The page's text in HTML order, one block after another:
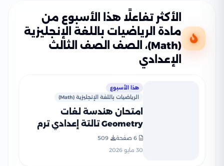
الأكثر تفاعلًا هذا الأسبوع من
مادة الرياضيات باللغة الإنجليزية
(Math)، الصف الصف الثالث
الإعدادي
هذا الأسبوع
الرياضيات باللغة الإنجليزية (Math)
امتحان هندسة لغات
Geometry تالتة إعدادي ترم
ثاني 2026 محافظة
الإسكندرية PDF
6 صفحة
509
30 مايو 2026